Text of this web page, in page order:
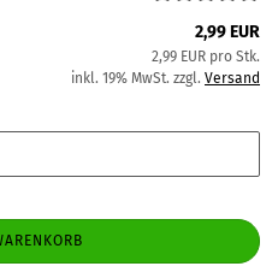
2,99 EUR
2,99 EUR pro Stk.
inkl. 19% MwSt. zzgl. Versand